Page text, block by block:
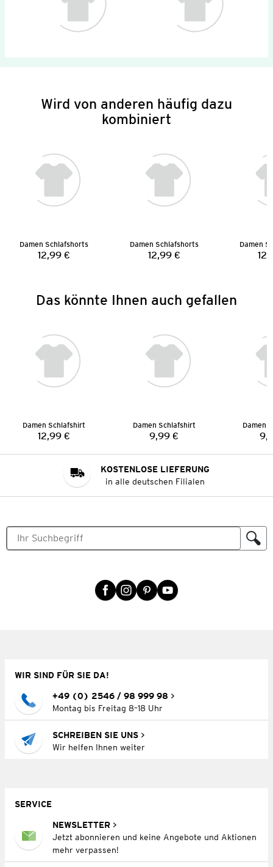
Wird von anderen häufig dazu
kombiniert
Damen Schlafshorts
Preis:
12,99 €
Damen Schlafshorts
Preis:
12,99 €
Damen
Das könnte Ihnen auch gefallen
Damen Schlafshirt
Preis:
12,99 €
Damen Schlafshirt
Preis:
9,99 €
Damen
KOSTENLOSE LIEFERUNG
in alle deutschen Filialen
WIR SIND FÜR SIE DA!
+49 (0) 2546 / 98 999 98
Montag bis Freitag 8–18 Uhr
SCHREIBEN SIE UNS
Wir helfen Ihnen weiter
SERVICE
NEWSLETTER
Jetzt abonnieren und keine Angebote und Aktionen
mehr verpassen!